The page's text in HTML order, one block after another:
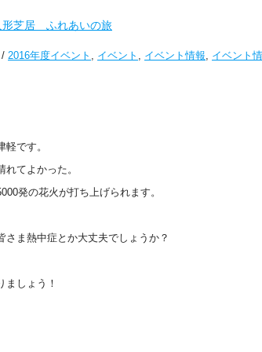
形芝居 ふれあいの旅
/ 2016年度イベント , イベント , イベント情報, イベント
です。
てよかった。
発の花火が打ち上げられます。
さま熱中症とか大丈夫でしょうか？
ましょう！